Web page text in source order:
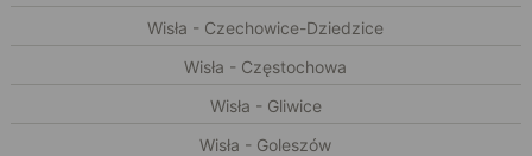
Wisła - Czechowice-Dziedzice
Wisła - Częstochowa
Wisła - Gliwice
Wisła - Goleszów